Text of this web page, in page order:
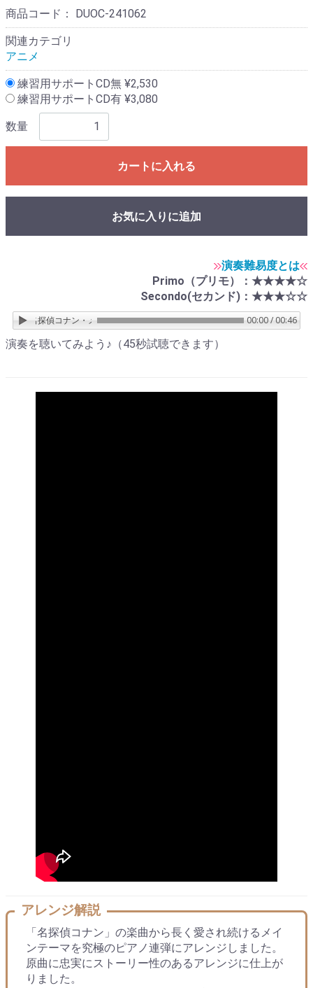
商品コード： DUOC-241062
関連カテゴリ
アニメ
練習用サポートCD無 ¥2,530
練習用サポートCD有 ¥3,080
数量
カートに入れる
お気に入りに追加
演奏難易度とは
Primo（プリモ）：★★★★☆
Secondo(セカンド)：★★★☆☆
名探偵コナン・メインテーマ／アニメ「名探偵コナン」より 00:00 / 00:46
演奏を聴いてみよう♪（45秒試聴できます）
アレンジ解説
「名探偵コナン」の楽曲から長く愛され続けるメイ
ンテーマを究極のピアノ連弾にアレンジしました。
原曲に忠実にストーリー性のあるアレンジに仕上が
りました。